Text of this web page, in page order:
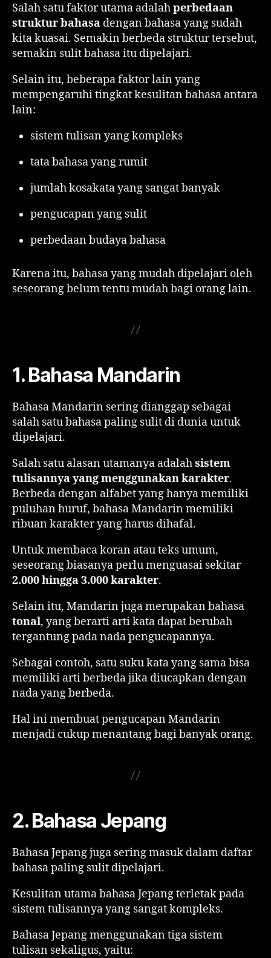
Salah satu faktor utama adalahperbedaan
struktur bahasa dengan bahasa yang sudah
kita kuasai. Semakin berbeda struktur tersebut,
semakin sulit bahasa itu dipelajari.
Selain itu, beberapa faktor lain yang
mempengaruhi tingkat kesulitan bahasa antara
lain:
sistem tulisan yang kompleks
tata bahasa yang rumit
jumlah kosakata yang sangat banyak
pengucapan yang sulit
perbedaan budaya bahasa
Karena itu, bahasa yang mudah dipelajari oleh
seseorang belum tentu mudah bagi orang lain.
1. Bahasa Mandarin
Bahasa Mandarin sering dianggap sebagai
salah satu bahasa paling sulit di dunia untuk
dipelajari.
Salah satu alasan utamanya adalahsistem
tulisannya yang menggunakan karakter.
Berbeda dengan alfabet yang hanya memiliki
puluhan huruf, bahasa Mandarin memiliki
ribuan karakter yang harus dihafal.
Untuk membaca koran atau teks umum,
seseorang biasanya perlu menguasai sekitar
2.000 hingga 3.000 karakter.
Selain itu, Mandarin juga merupakan bahasa
tonal, yang berarti arti kata dapat berubah
tergantung pada nada pengucapannya.
Sebagai contoh, satu suku kata yang sama bisa
memiliki arti berbeda jika diucapkan dengan
nada yang berbeda.
Hal ini membuat pengucapan Mandarin
menjadi cukup menantang bagi banyak orang.
2. Bahasa Jepang
Bahasa Jepang juga sering masuk dalam daftar
bahasa paling sulit dipelajari.
Kesulitan utama bahasa Jepang terletak pada
sistem tulisannya yang sangat kompleks.
Bahasa Jepang menggunakan tiga sistem
tulisan sekaligus, yaitu: